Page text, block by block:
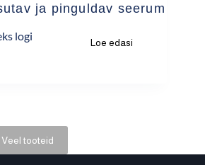
ja pinguldav seerum
logi
Loe edasi
Veel tooteid